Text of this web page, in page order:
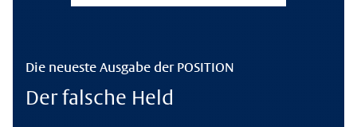
Die neueste Ausgabe der POSITION
Der falsche Held